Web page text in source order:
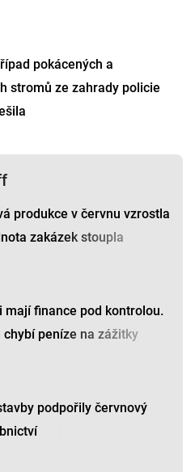
pokácených a
stromů ze zahrady policie
produkce v červnu vzrostla
zakázek stoupla
mají finance pod kontrolou.
chybí peníze na zážitky
podpořily červnový